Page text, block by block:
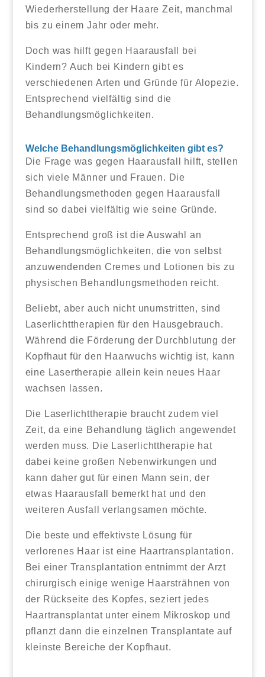
Wiederherstellung der Haare Zeit, manchmal
bis zu einem Jahr oder mehr.
Doch was hilft gegen Haarausfall bei
Kindern? Auch bei Kindern gibt es
verschiedenen Arten und Gründe für Alopezie.
Entsprechend vielfältig sind die
Behandlungsmöglichkeiten.
Welche Behandlungsmöglichkeiten gibt es?
Die Frage was gegen Haarausfall hilft, stellen
sich viele Männer und Frauen. Die
Behandlungsmethoden gegen Haarausfall
sind so dabei vielfältig wie seine Gründe.
Entsprechend groß ist die Auswahl an
Behandlungsmöglichkeiten, die von selbst
anzuwendenden Cremes und Lotionen bis zu
physischen Behandlungsmethoden reicht.
Beliebt, aber auch nicht unumstritten, sind
Laserlichttherapien für den Hausgebrauch.
Während die Förderung der Durchblutung der
Kopfhaut für den Haarwuchs wichtig ist, kann
eine Lasertherapie allein kein neues Haar
wachsen lassen.
Die Laserlichttherapie braucht zudem viel
Zeit, da eine Behandlung täglich angewendet
werden muss. Die Laserlichttherapie hat
dabei keine großen Nebenwirkungen und
kann daher gut für einen Mann sein, der
etwas Haarausfall bemerkt hat und den
weiteren Ausfall verlangsamen möchte.
Die beste und effektivste Lösung für
verlorenes Haar ist eine Haartransplantation.
Bei einer Transplantation entnimmt der Arzt
chirurgisch einige wenige Haarsträhnen von
der Rückseite des Kopfes, seziert jedes
Haartransplantat unter einem Mikroskop und
pflanzt dann die einzelnen Transplantate auf
kleinste Bereiche der Kopfhaut.